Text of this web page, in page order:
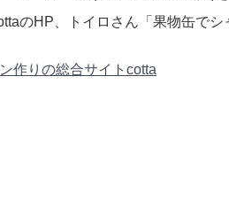
のHP、トイロさん「果物缶でシ
作りの総合サイトcotta